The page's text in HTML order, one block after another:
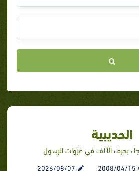
الحديبية
بحرف الألف في غزوات الرسول
2008/04/15
2026/08/07